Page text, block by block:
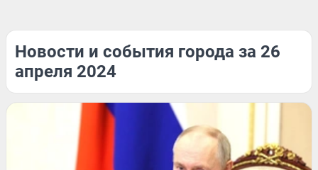
Новости и события города за 26
апреля 2024